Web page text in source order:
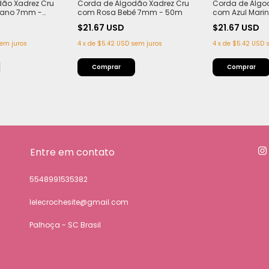
Xadrez Cru
7mm -
juros
Corda de Algodão Xadrez Cru
com Rosa Bebê 7mm - 50m
$21.67 USD
4 x de $5.42 USD sem juros
Corda de
com Azul
$21.67 USD
4 x de $5.42 USD
Entre em contato
5548991535382
lelecrochesite@gmail.com
Palhoça - SC Brasil